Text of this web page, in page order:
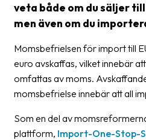
Upphämtningar
Nedladdningar
Streckkodsläsare
Kundtjänst
veta både om du säljer till
men även om du
Momsbefrielsen för import till
euro avskaffas, vilket innebär
omfattas av moms.
momsbefrielse innebär att all
Som en del av
plattform, Import-One-Stop-